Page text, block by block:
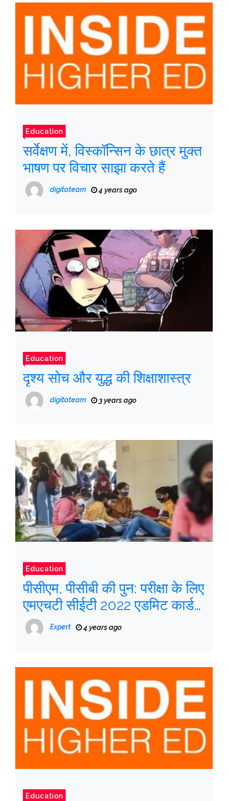
Education
सर्वेक्षण में, विस्कॉन्सिन के छात्र मुक्त
भाषण पर विचार साझा करते हैं
digitateam 4 years ago
Education
दृश्य सोच और युद्ध की शिक्षाशास्त्र
digitateam 3 years ago
Education
पीसीएम, पीसीबी की पुन: परीक्षा के लिए
एमएचटी सीईटी 2022 एडमिट कार्ड
जारी
Expert 4 years ago
Education